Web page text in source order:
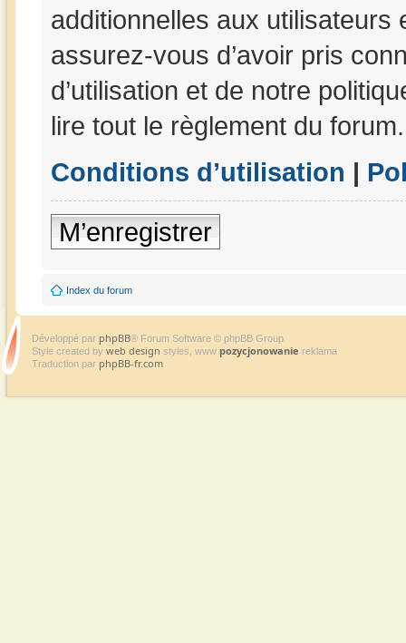
additionnelles aux utilisateurs
assurez-vous d’avoir pris
d’utilisation et de notre
lire tout le règlement du forum.
Conditions d’utilisation |
M’enregistrer
Index du forum
Développé par phpBB® Forum Software © phpBB Group
Style created by web design styles, www pozycjonowanie reklama
Traduction par phpBB-fr.com